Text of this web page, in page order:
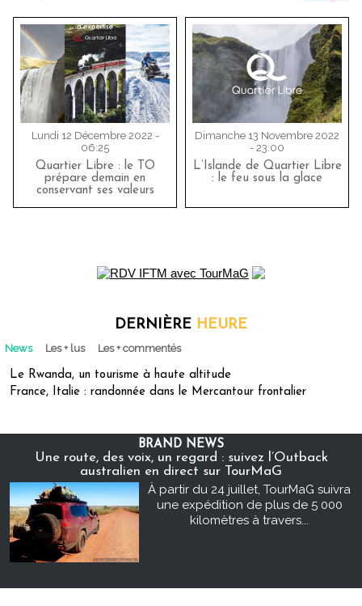
Lundi 12 Décembre 2022 -
06:25
Quartier Libre : le TO
prépare demain en
conservant ses valeurs
Dimanche 13 Novembre 2022
- 23:00
L’Islande de Quartier Libre
: le feu sous la glace
DERNIÈRE HEURE
News Les + lus Les + commentés
Le Rwanda, un tourisme à haute altitude
France, Italie : randonnée dans le Mercantour frontalier
BRAND NEWS
Une route, des voix, un regard : suivez l’Outback
australien en direct sur TourMaG
À partir du 24 juillet, TourMaG suivra
une expédition de plus de 5 000
kilomètres à travers...